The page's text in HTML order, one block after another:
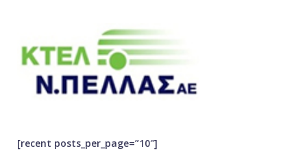
[recent posts_per_page=”10″]